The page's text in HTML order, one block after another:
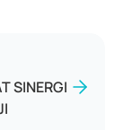
SINERGI